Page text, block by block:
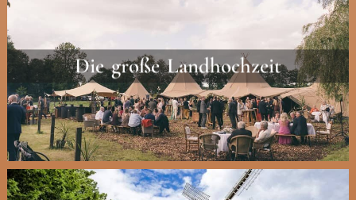
Die große Landhochzeit